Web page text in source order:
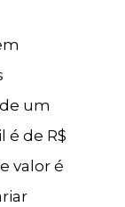
um
é de R$
valor é